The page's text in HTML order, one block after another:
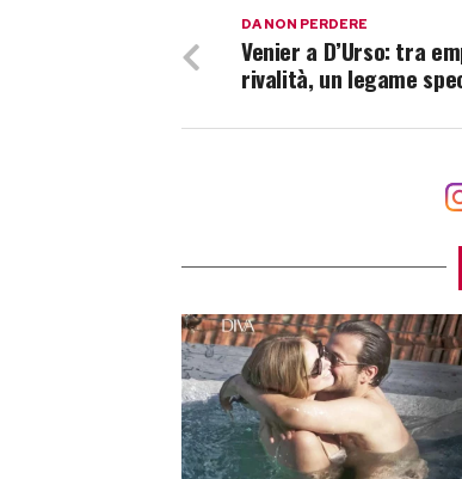
DA NON PERDERE
Venier a D’Urso: tra
rivalità, un legame